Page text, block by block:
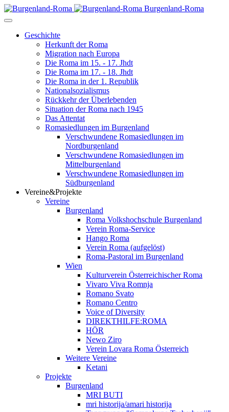
Burgenland-Roma
Geschichte
Herkunft der Roma
Migration nach Europa
Die Roma im 15. - 17. Jhdt
Die Roma im 17. - 18. Jhdt
Die Roma in der 1. Republik
Nationalsozialismus
Rückkehr der Überlebenden
Situation der Roma nach 1945
Das Attentat
Romasiedlungen im Burgenland
Verschwundene Romasiedlungen im
Nordburgenland
Verschwundene Romasiedlungen im
Mittelburgenland
Verschwundene Romasiedlungen im
Südburgenland
Vereine&Projekte
Vereine
Burgenland
Roma Volkshochschule Burgenland
Verein Roma-Service
Hango Roma
Verein Roma (aufgelöst)
Roma-Pastoral im Burgenland
Wien
Kulturverein Österreichischer Roma
Vivaro Viva Romnja
Romano Svato
Romano Centro
Voice of Diversity
DIREKTHILFE:ROMA
HÖR
Newo Ziro
Verein Lovara Roma Österreich
Weitere Vereine
Ketani
Projekte
Burgenland
MRI BUTI
mri historija/amari historija